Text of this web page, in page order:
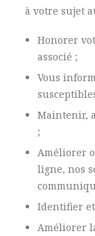
à votre sujet
Honorer
associé ;
Vous
Maintenir,
;
Améliorer
ligne, nos
Identifier
Améliorer